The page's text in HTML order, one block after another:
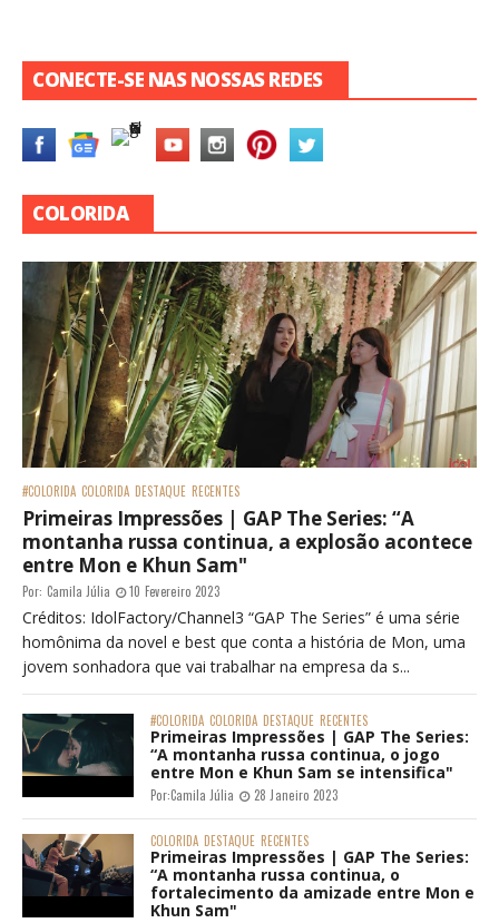
CONECTE-SE NAS NOSSAS REDES
COLORIDA
#COLORIDA COLORIDA DESTAQUE RECENTES
Primeiras Impressões | GAP The Series: “A
montanha russa continua, a explosão acontece
entre Mon e Khun Sam"
Por: Camila Júlia 10 Fevereiro 2023
Créditos: IdolFactory/Channel3 “GAP The Series” é uma série
homônima da novel e best que conta a história de Mon, uma
jovem sonhadora que vai trabalhar na empresa da s...
#COLORIDA COLORIDA DESTAQUE RECENTES
Primeiras Impressões | GAP The Series:
“A montanha russa continua, o jogo
entre Mon e Khun Sam se intensifica"
Por:Camila Júlia 28 Janeiro 2023
COLORIDA DESTAQUE RECENTES
Primeiras Impressões | GAP The Series:
“A montanha russa continua, o
fortalecimento da amizade entre Mon e
Khun Sam"